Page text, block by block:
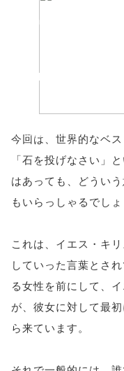
scrollbars=yes'
false;"> シェア
今回は、世界的なベ
「石を投げなさい」
はあっても、どうい
もいらっしゃるでしょ
これは、イエス・キ
していった言葉とさ
る女性を前にして、
が、彼女に対して最
ら来ています。